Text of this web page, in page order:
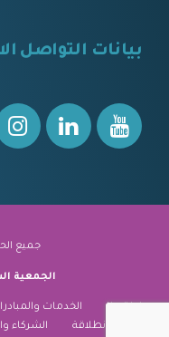
بيانات التواصل
جميع
الجمعية
نبذة عنا الخدمات
منارة الانطلاقة
الشركاء